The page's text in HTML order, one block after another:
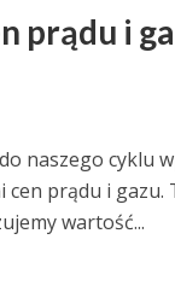
prądu i
naszego cyklu
cen prądu i gazu.
wartość...